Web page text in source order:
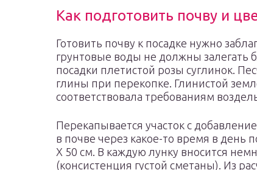
Как подготовить почву и
Готовить почву к посадке нужно
грунтовые воды не должны залегать
посадки плетистой розы суглинок.
глины при перекопке. Глинистой
соответствовала требованиям
Перекапывается участок с
в почве через какое-то время в день
Х 50 см. В каждую лунку вносится
(консистенция густой сметаны). Из